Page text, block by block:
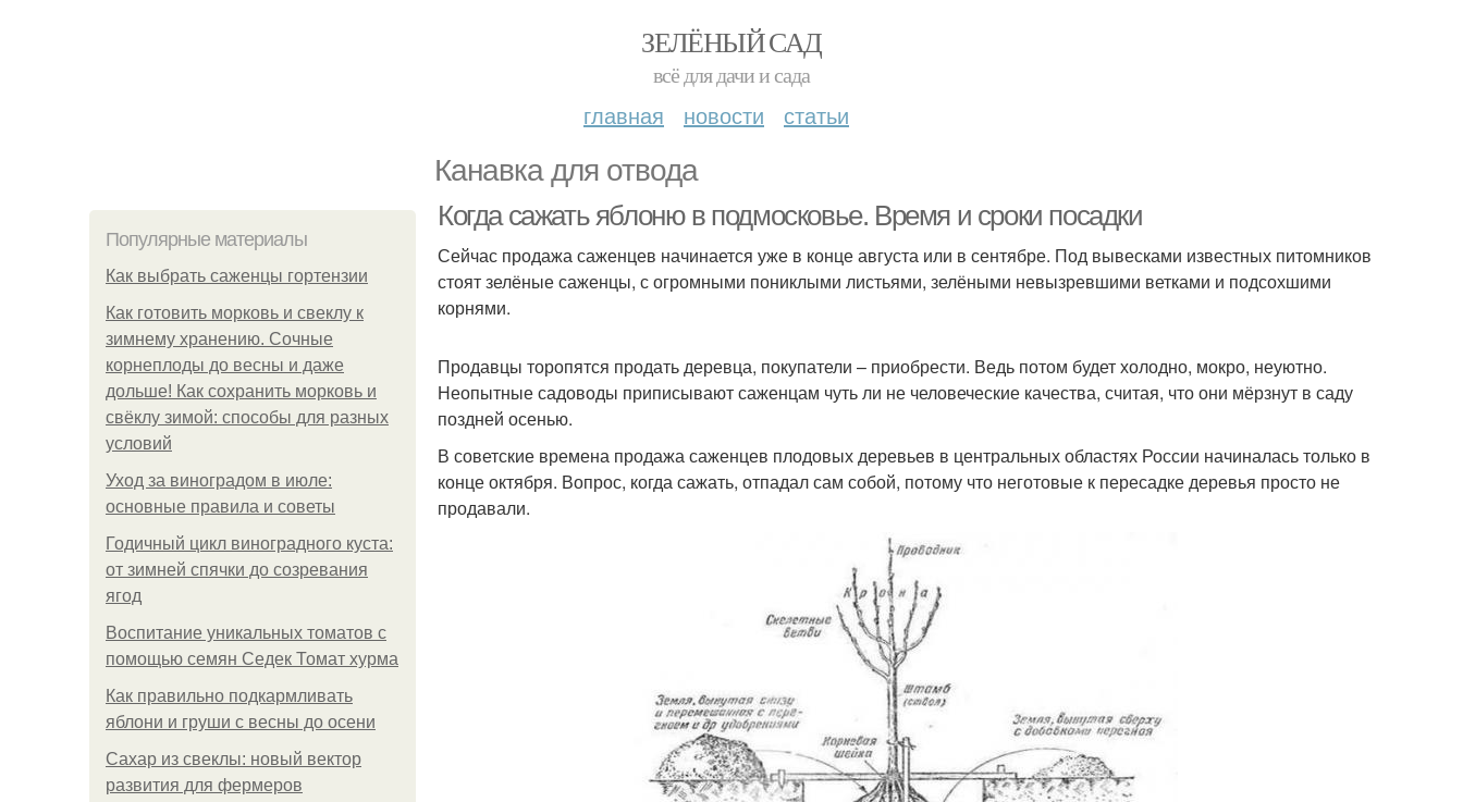
ЗЕЛЁНЫЙ САД
всё для дачи и сада
главная новости статьи
Канавка для отвода
Популярные материалы
Как выбрать саженцы гортензии
Как готовить морковь и свеклу к
зимнему хранению. Сочные
корнеплоды до весны и даже
дольше! Как сохранить морковь и
свёклу зимой: способы для разных
условий
Уход за виноградом в июле:
основные правила и советы
Годичный цикл виноградного куста:
от зимней спячки до созревания
ягод
Воспитание уникальных томатов с
помощью семян Седек Томат хурма
Как правильно подкармливать
яблони и груши с весны до осени
Сахар из свеклы: новый вектор
развития для фермеров
Когда сажать яблоню в подмосковье. Время и сроки посадки
Сейчас продажа саженцев начинается уже в конце августа или в сентябре. Под вывесками известных питомников
стоят зелёные саженцы, с огромными пониклыми листьями, зелёными невызревшими ветками и подсохшими
корнями.
Продавцы торопятся продать деревца, покупатели – приобрести. Ведь потом будет холодно, мокро, неуютно.
Неопытные садоводы приписывают саженцам чуть ли не человеческие качества, считая, что они мёрзнут в саду
поздней осенью.
В советские времена продажа саженцев плодовых деревьев в центральных областях России начиналась только в
конце октября. Вопрос, когда сажать, отпадал сам собой, потому что неготовые к пересадке деревья просто не
продавали.